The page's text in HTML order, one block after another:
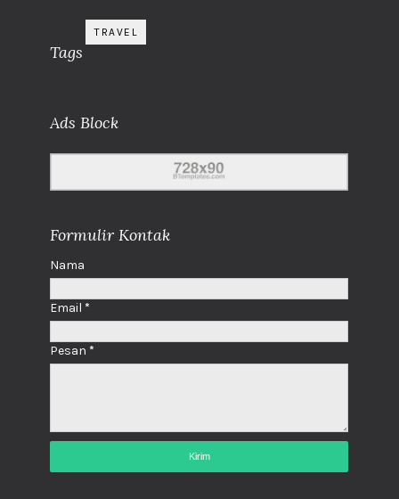
Tags
TRAVEL
Ads Block
Formulir Kontak
Nama
Email *
Pesan *